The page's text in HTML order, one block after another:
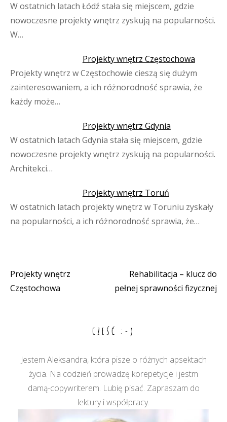
W ostatnich latach Łódź stała się miejscem, gdzie
nowoczesne projekty wnętrz zyskują na popularności.
W…
Projekty wnętrz Częstochowa
Projekty wnętrz w Częstochowie cieszą się dużym
zainteresowaniem, a ich różnorodność sprawia, że
każdy może…
Projekty wnętrz Gdynia
W ostatnich latach Gdynia stała się miejscem, gdzie
nowoczesne projekty wnętrz zyskują na popularności.
Architekci…
Projekty wnętrz Toruń
W ostatnich latach projekty wnętrz w Toruniu zyskały
na popularności, a ich różnorodność sprawia, że…
Nawigacja
Projekty wnętrz
Częstochowa
Rehabilitacja – klucz do
pełnej sprawności fizycznej
CZEŚĆ :-)
Jestem Aleksandra, która pisze o różnych apsektach
życia. Na codzień prowadzę korepetycje i jestm
damą-copywriterem. Lubię pisać. Zapraszam do
lektury i współpracy.